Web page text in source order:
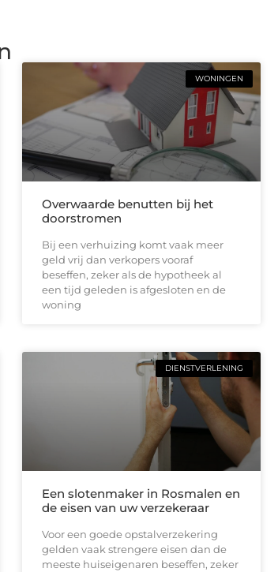
WONINGEN
Overwaarde benutten bij het
doorstromen
Bij een verhuizing komt vaak meer
geld vrij dan verkopers vooraf
beseffen, zeker als de hypotheek al
een tijd geleden is afgesloten en de
woning
DIENSTVERLENING
Een slotenmaker in Rosmalen en
de eisen van uw verzekeraar
Voor een goede opstalverzekering
gelden vaak strengere eisen dan de
meeste huiseigenaren beseffen, zeker